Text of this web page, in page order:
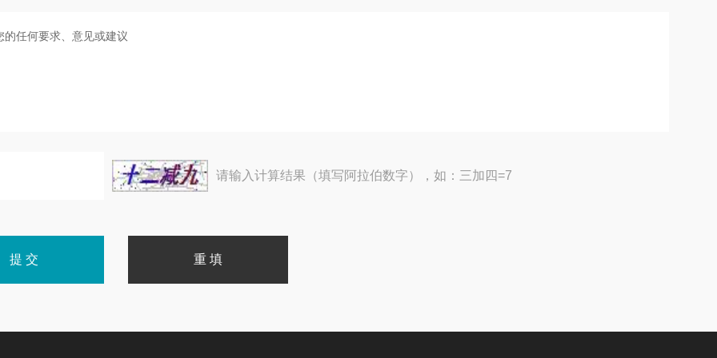
请输入计算结果（填写阿拉伯数字），如：三加四=7